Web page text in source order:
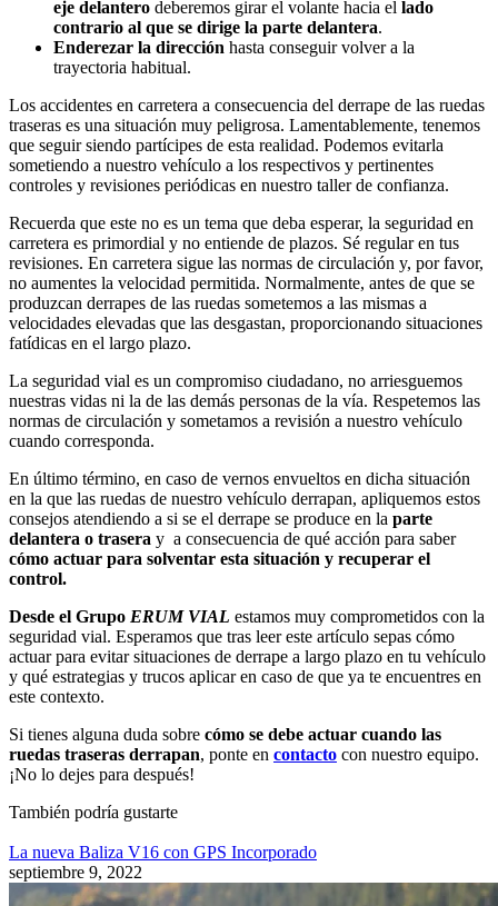
eje delantero deberemos girar el volante hacia el lado
contrario al que se dirige la parte delantera.
Enderezar la dirección hasta conseguir volver a la
trayectoria habitual.
Los accidentes en carretera a consecuencia del derrape de las ruedas
traseras es una situación muy peligrosa. Lamentablemente, tenemos
que seguir siendo partícipes de esta realidad. Podemos evitarla
sometiendo a nuestro vehículo a los respectivos y pertinentes
controles y revisiones periódicas en nuestro taller de confianza.
Recuerda que este no es un tema que deba esperar, la seguridad en
carretera es primordial y no entiende de plazos. Sé regular en tus
revisiones. En carretera sigue las normas de circulación y, por favor,
no aumentes la velocidad permitida. Normalmente, antes de que se
produzcan derrapes de las ruedas sometemos a las mismas a
velocidades elevadas que las desgastan, proporcionando situaciones
fatídicas en el largo plazo.
La seguridad vial es un compromiso ciudadano, no arriesguemos
nuestras vidas ni la de las demás personas de la vía. Respetemos las
normas de circulación y sometamos a revisión a nuestro vehículo
cuando corresponda.
En último término, en caso de vernos envueltos en dicha situación
en la que las ruedas de nuestro vehículo derrapan, apliquemos estos
consejos atendiendo a si se el derrape se produce en la parte
delantera o trasera y a consecuencia de qué acción para saber
cómo actuar para solventar esta situación y recuperar el
control.
Desde el Grupo ERUM VIAL estamos muy comprometidos con la
seguridad vial. Esperamos que tras leer este artículo sepas cómo
actuar para evitar situaciones de derrape a largo plazo en tu vehículo
y qué estrategias y trucos aplicar en caso de que ya te encuentres en
este contexto.
Si tienes alguna duda sobre cómo se debe actuar cuando las
ruedas traseras derrapan, ponte en contacto con nuestro equipo.
¡No lo dejes para después!
También podría gustarte
La nueva Baliza V16 con GPS Incorporado
septiembre 9, 2022